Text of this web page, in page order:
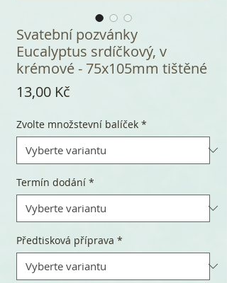
Svatební pozvánky
Eucalyptus srdíčkový, v
krémové - 75x105mm tištěné
13,00 Kč
Zvolte množstevní balíček *
Termín dodání *
Předtisková příprava *